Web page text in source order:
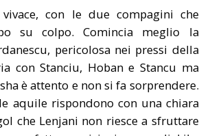
con le due compagini che
su colpo. Comincia meglio la
pericolosa nei pressi della
con Stanciu, Hoban e Stancu ma
è attento e non si fa sorprendere.
aquile rispondono con una chiara
che Lenjani non riesce a sfruttare